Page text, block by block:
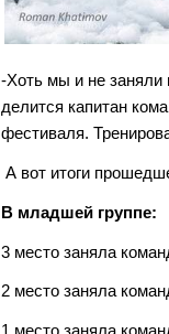
-Хоть мы и не
делится капитан
фестиваля.
А вот итоги
В младшей группе:
3 место заняла
2 место заняла